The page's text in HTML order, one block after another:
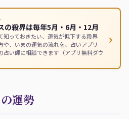
の殺界は毎年5月・6月・12月
知っておきたい、運気が低下する殺界
や、いまの運気の流れを、占いアプリ
占い師に相談できます（アプリ無料ダウ
›
運勢